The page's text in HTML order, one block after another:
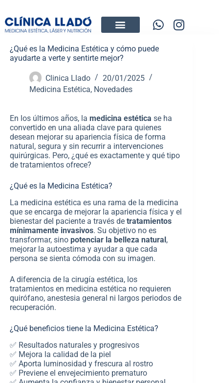
¿Qué es la Medicina Estética y cómo puede
ayudarte a verte y sentirte mejor?
Clinica Llado
20/01/2025
Medicina Estética, Novedades
En los últimos años, la medicina estética se ha
convertido en una aliada clave para quienes
desean mejorar su apariencia física de forma
natural, segura y sin recurrir a intervenciones
quirúrgicas. Pero, ¿qué es exactamente y qué tipo
de tratamientos ofrece?
¿Qué es la Medicina Estética?
La medicina estética es una rama de la medicina
que se encarga de mejorar la apariencia física y el
bienestar del paciente a través de tratamientos
mínimamente invasivos. Su objetivo no es
transformar, sino potenciar la belleza natural,
mejorar la autoestima y ayudar a que cada
persona se sienta cómoda con su imagen.
A diferencia de la cirugía estética, los
tratamientos en medicina estética no requieren
quirófano, anestesia general ni largos periodos de
recuperación.
¿Qué beneficios tiene la Medicina Estética?
✅ Resultados naturales y progresivos
✅ Mejora la calidad de la piel
✅ Aporta luminosidad y frescura al rostro
✅ Previene el envejecimiento prematuro